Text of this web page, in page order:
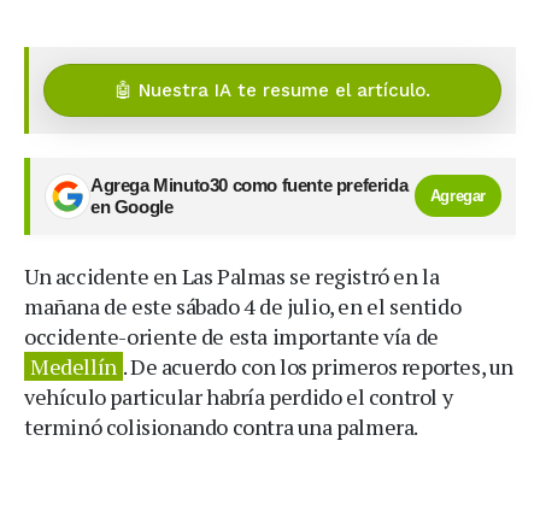
🤖 Nuestra IA te resume el artículo.
Agrega Minuto30 como fuente preferida
en Google
Agregar
Un accidente en Las Palmas se registró en la
mañana de este sábado 4 de julio, en el sentido
occidente-oriente de esta importante vía de
Medellín . De acuerdo con los primeros reportes, un
vehículo particular habría perdido el control y
terminó colisionando contra una palmera.